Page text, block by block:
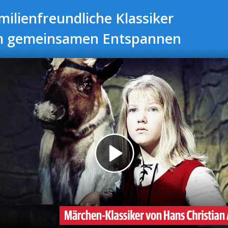
Klassiker
gemeinsamen Entspannen